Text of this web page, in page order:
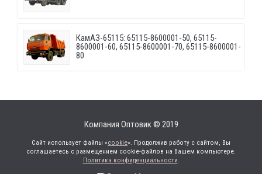
КамАЗ-65115: 65115-8600001-50, 65115-
8600001-60, 65115-8600001-70, 65115-8600001-
80
Компания Оптовик © 2019
Сайт использует файлы «cookie». Продолжив работу с сайтом, Вы
соглашаетесь с размещением cookie-файлов на Вашем компьютере.
Политика конфиденциальности